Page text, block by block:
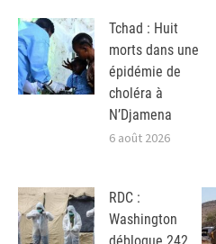
Tchad : Huit
morts dans une
épidémie de
choléra à
N’Djamena
6 août 2026
RDC :
Washington